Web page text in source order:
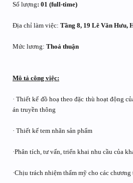
Số lượng: 01 (full-time)
Địa chỉ làm việc: Tầng 8, 19 Lê Văn Hưu,
Mức lương: Thoả thuận
Mô tả công việc:
· Thiết kế đồ hoạ theo đặc thù hoạt động
án truyền thông
· Thiết kế tem nhãn sản phẩm
·Phân tích, tư vấn, triển khai nhu cầu của
·Chịu trách nhiệm thẩm mỹ cho các